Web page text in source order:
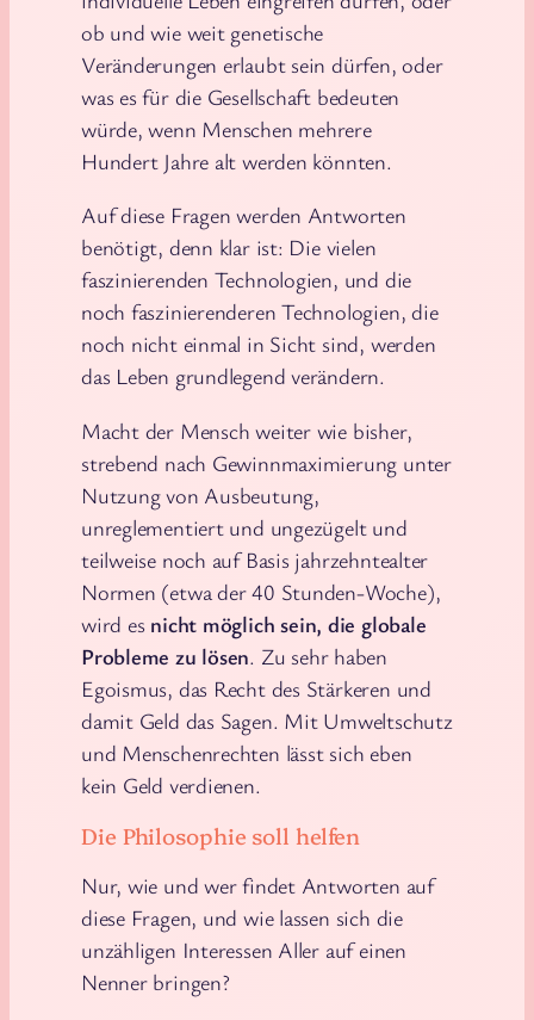
ob und wie weit genetische
Veränderungen erlaubt sein dürfen, oder
was es für die Gesellschaft bedeuten
würde, wenn Menschen mehrere
Hundert Jahre alt werden könnten.
Auf diese Fragen werden Antworten
benötigt, denn klar ist: Die vielen
faszinierenden Technologien, und die
noch faszinierenderen Technologien, die
noch nicht einmal in Sicht sind, werden
das Leben grundlegend verändern.
Macht der Mensch weiter wie bisher,
strebend nach Gewinnmaximierung unter
Nutzung von Ausbeutung,
unreglementiert und ungezügelt und
teilweise noch auf Basis jahrzehntealter
Normen (etwa der 40 Stunden-Woche),
wird es nicht möglich sein, die globale
Probleme zu lösen. Zu sehr haben
Egoismus, das Recht des Stärkeren und
damit Geld das Sagen. Mit Umweltschutz
und Menschenrechten lässt sich eben
kein Geld verdienen.
Die Philosophie soll helfen
Nur, wie und wer findet Antworten auf
diese Fragen, und wie lassen sich die
unzähligen Interessen Aller auf einen
Nenner bringen?